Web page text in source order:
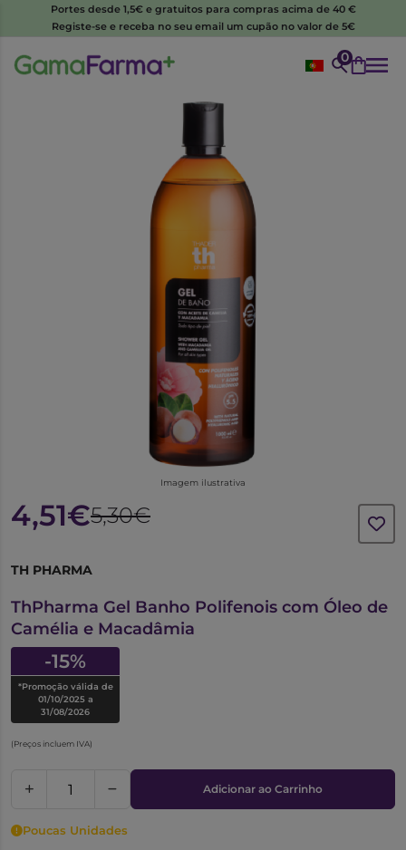
Portes desde 1,5€ e gratuitos para compras acima de 40 €
Registe-se e receba no seu email um cupão no valor de 5€
0
Imagem ilustrativa
4,51€5,30€
TH PHARMA
ThPharma Gel Banho Polifenois com Óleo de
Camélia e Macadâmia
-15%
*Promoção válida de
01/10/2025 a
31/08/2026
(Preços incluem IVA)
Adicionar ao Carrinho
Poucas Unidades